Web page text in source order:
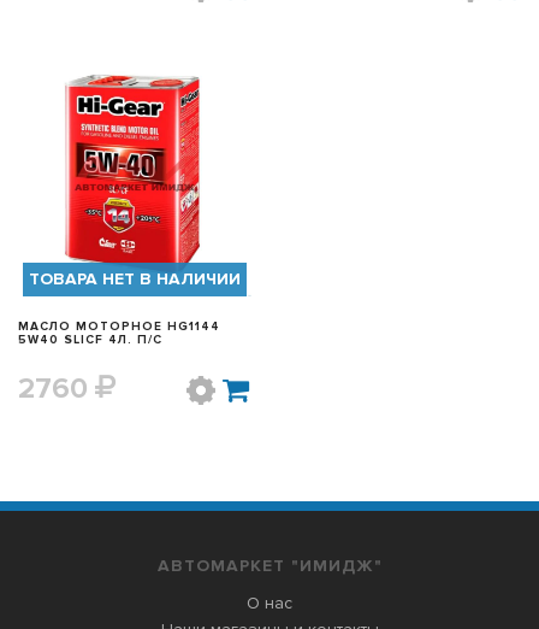
БЫСТРЫЙ ПРОСМОТР
ТОВАРА НЕТ В НАЛИЧИИ
МАСЛО МОТОРНОЕ HG1144
5W40 SL|CF 4Л. П/С
2760
АВТОМАРКЕТ "ИМИДЖ"
О нас